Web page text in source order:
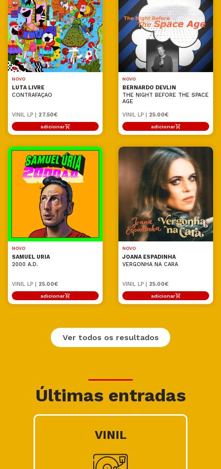
NOVO
LUTA LIVRE
CONTRAFAÇAO
VINIL LP | 27.50€
adicionar
NOVO
BERNARDO DEVLIN
THE NIGHT BEFORE THE SPACE
AGE
VINIL LP | 25.00€
adicionar
NOVO
SAMUEL URIA
2000 A.D.
VINIL LP | 25.00€
adicionar
NOVO
JOANA ESPADINHA
VERGONHA NA CARA
VINIL LP | 25.00€
adicionar
Ver todos os resultados
Últimas entradas
VINIL